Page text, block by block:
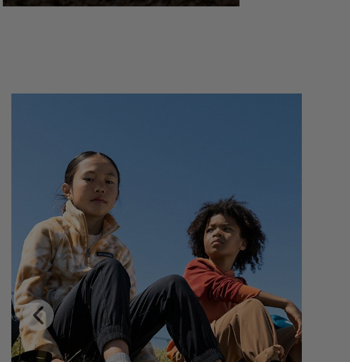
Previous
Slide